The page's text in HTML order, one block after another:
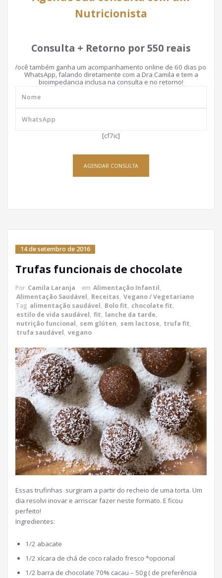
Nutricionista
Consulta + Retorno por 550 reais
Você também ganha um acompanhamento online de 60 dias por
WhatsApp, falando diretamente com a Dra Camila e tem a
bioimpedancia inclusa na consulta e no retorno!
[cf7ic]
AGENDAR CONSULTA
14 de setembro de 2016
Trufas funcionais de chocolate
Por Camila Laranja em Alimentação Infantil,
Alimentação Saudável, Receitas, Vegano / Vegetariano
Tag alimentação saudável, Bolo fit, chocolate fit,
estilo de vida saudável, fit, lanche da tarde,
nutrição funcional, sem glúten, sem lactose, trufa fit,
trufa saudável, vegano
Essas trufinhas surgiram a partir do recheio de uma torta. Um
dia resolvi inovar e arriscar fazer neste formato. E ficou
perfeito!
Ingredientes:
1/2 abacate
1/2 xícara de chá de coco ralado fresco *opcional
1/2 barra de chocolate 70% cacau – 50g ( de preferência